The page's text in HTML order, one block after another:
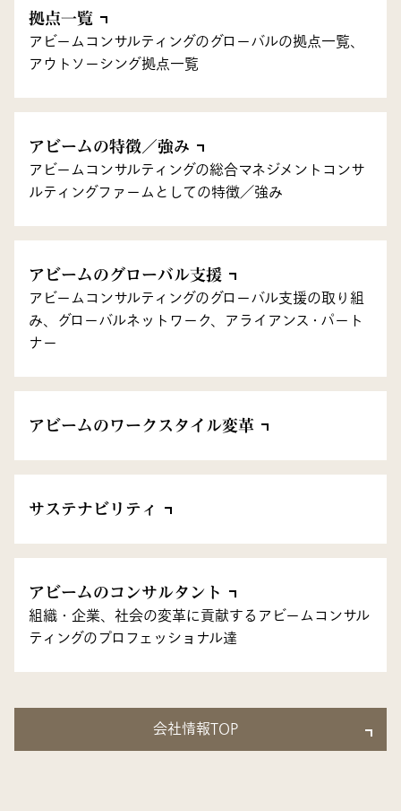
拠点一覧
アビームコンサルティングのグローバルの拠点一覧、
アウトソーシング拠点一覧
アビームの特徴／強み
アビームコンサルティングの総合マネジメントコンサ
ルティングファームとしての特徴／強み
アビームのグローバル支援
アビームコンサルティングのグローバル支援の取り組
み、グローバルネットワーク、アライアンス・パート
ナー
アビームのワークスタイル変革
サステナビリティ
アビームのコンサルタント
組織・企業、社会の変革に貢献するアビームコンサル
ティングのプロフェッショナル達
会社情報TOP